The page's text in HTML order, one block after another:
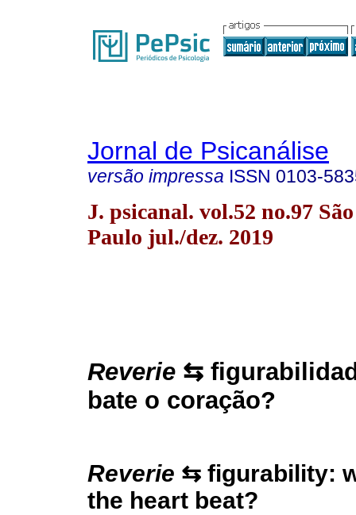
Jornal de Psicanálise
versão impressa ISSN 0103-
J. psicanal. vol.52 no.97 São
Paulo jul./dez. 2019
Reverie ⇆
bate o coração?
Reverie ⇆ figurability:
the heart beat?